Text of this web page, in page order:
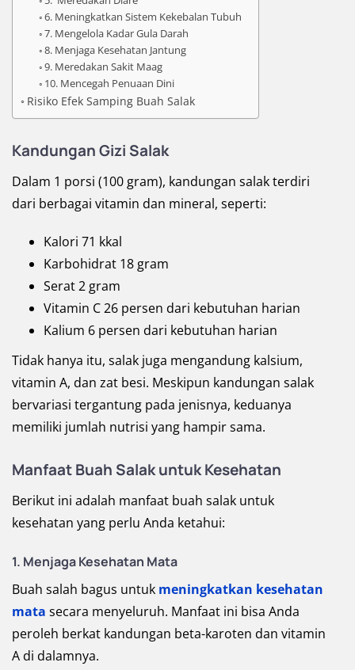
6. Meningkatkan Sistem Kekebalan Tubuh
7. Mengelola Kadar Gula Darah
8. Menjaga Kesehatan Jantung
9. Meredakan Sakit Maag
10. Mencegah Penuaan Dini
Risiko Efek Samping Buah Salak
Kandungan Gizi Salak
Dalam 1 porsi (100 gram), kandungan salak terdiri
dari berbagai vitamin dan mineral, seperti:
Kalori 71 kkal
Karbohidrat 18 gram
Serat 2 gram
Vitamin C 26 persen dari kebutuhan harian
Kalium 6 persen dari kebutuhan harian
Tidak hanya itu, salak juga mengandung kalsium,
vitamin A, dan zat besi. Meskipun kandungan salak
bervariasi tergantung pada jenisnya, keduanya
memiliki jumlah nutrisi yang hampir sama.
Manfaat Buah Salak untuk Kesehatan
Berikut ini adalah manfaat buah salak untuk
kesehatan yang perlu Anda ketahui:
1. Menjaga Kesehatan Mata
Buah salah bagus untuk meningkatkan kesehatan
mata secara menyeluruh. Manfaat ini bisa Anda
peroleh berkat kandungan beta-karoten dan vitamin
A di dalamnya.